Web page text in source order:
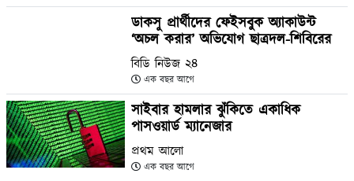
ডাকসু প্রার্থীদের ফেইসবুক অ্যাকাউন্ট
‘অচল করার’ অভিযোগ ছাত্রদল-শিবিরের
বিডি নিউজ ২৪
এক বছর আগে
সাইবার হামলার ঝুঁকিতে একাধিক
পাসওয়ার্ড ম্যানেজার
প্রথম আলো
এক বছর আগে